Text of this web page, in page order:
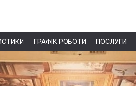
ГРАФІК РОБОТИ ПОСЛУГИ